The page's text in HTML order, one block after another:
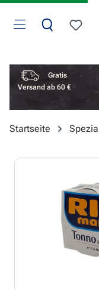
Zum Hauptinhalt
Du
Vorteile überspringen
Gratis
Versand ab 60 €
Startseite
Bildergalerie